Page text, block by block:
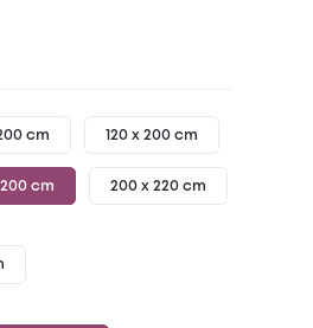
cm 120 x 200 cm
200 cm 200 x 220 cm